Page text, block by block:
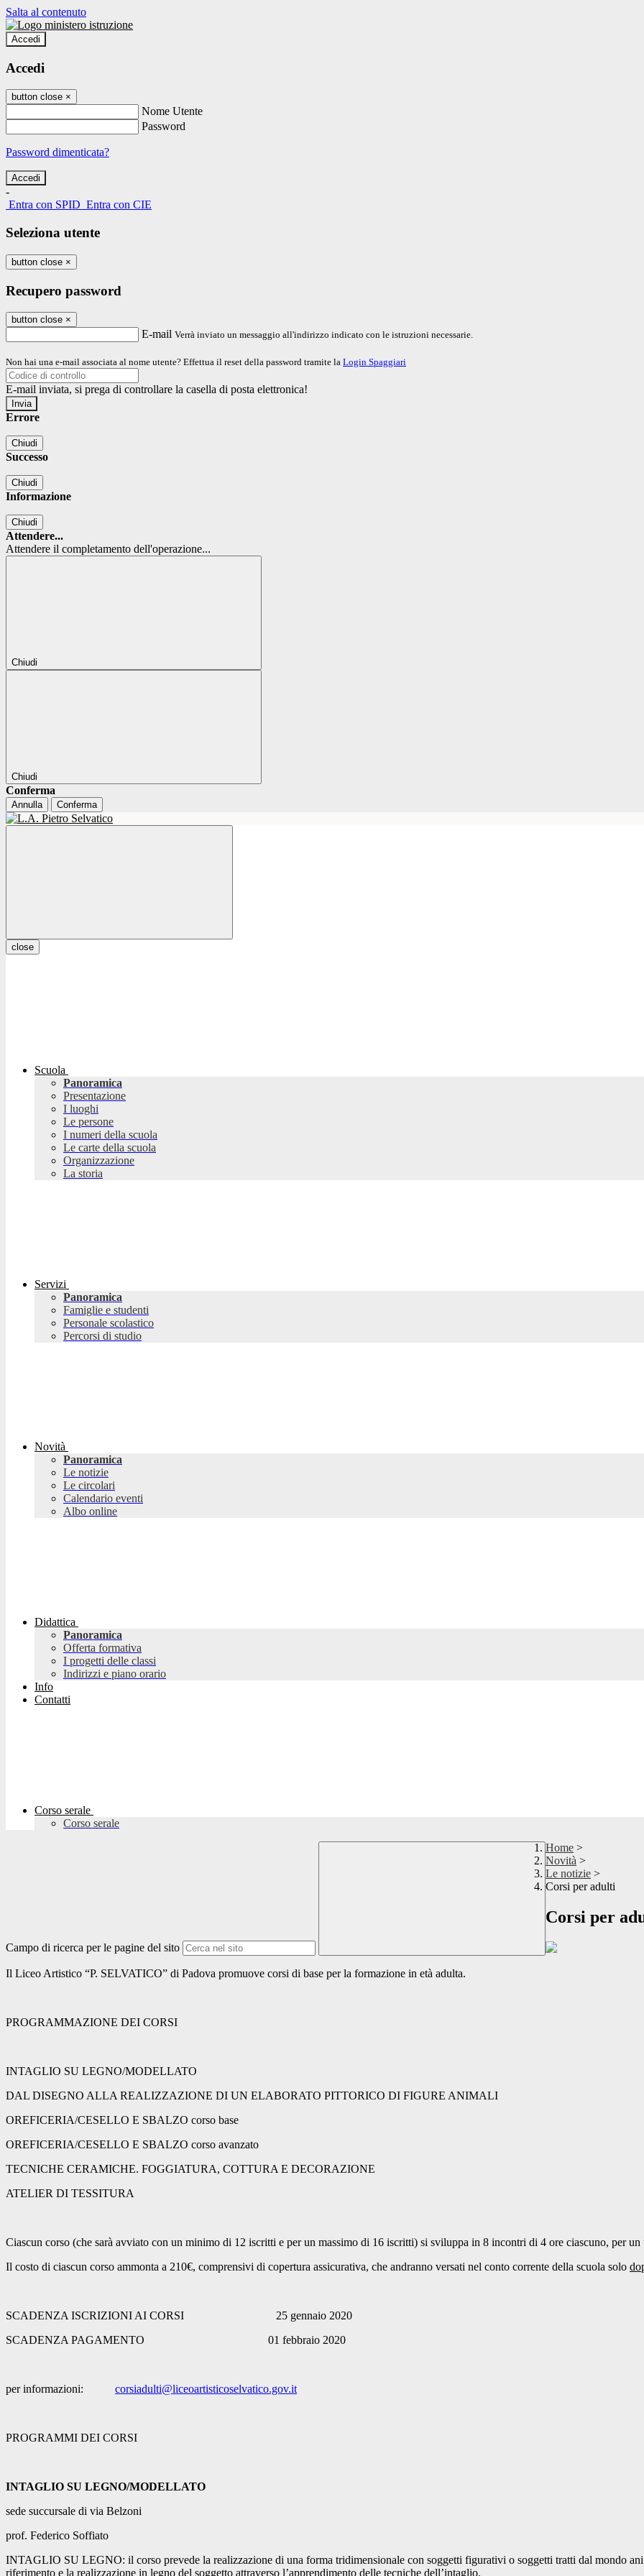
Salta al contenuto
Accedi
Accedi
button close ×
Nome Utente
Password
Password dimenticata?
-
Entra con SPID Entra con CIE
Seleziona utente
button close ×
Recupero password
button close ×
E-mail Verrà inviato un messaggio all'indirizzo indicato con le istruzioni necessarie.
Non hai una e-mail associata al nome utente? Effettua il reset della password tramite la Login Spaggiari
E-mail inviata, si prega di controllare la casella di posta elettronica!
Errore
Chiudi
Successo
Chiudi
Informazione
Chiudi
Attendere...
Attendere il completamento dell'operazione...
Chiudi
Chiudi
Conferma
Annulla Conferma
close
Scuola
Panoramica
Presentazione
I luoghi
Le persone
I numeri della scuola
Le carte della scuola
Organizzazione
La storia
Servizi
Panoramica
Famiglie e studenti
Personale scolastico
Percorsi di studio
Novità
Panoramica
Le notizie
Le circolari
Calendario eventi
Albo online
Didattica
Panoramica
Offerta formativa
I progetti delle classi
Indirizzi e piano orario
Info
Contatti
Corso serale
Corso serale
Campo di ricerca per le pagine del sito
Home >
Novità >
Le notizie >
Corsi per adulti
Corsi per
Il Liceo Artistico “P. SELVATICO” di Padova promuove corsi di base per la formazione in età adulta.
PROGRAMMAZIONE DEI CORSI
INTAGLIO SU LEGNO/MODELLATO
DAL DISEGNO ALLA REALIZZAZIONE DI UN ELABORATO PITTORICO DI FIGURE ANIMALI
OREFICERIA/CESELLO E SBALZO corso base
OREFICERIA/CESELLO E SBALZO corso avanzato
TECNICHE CERAMICHE. FOGGIATURA, COTTURA E DECORAZIONE
ATELIER DI TESSITURA
Ciascun corso (che sarà avviato con un minimo di 12 iscritti e per un massimo di 16 iscritti) si sviluppa in 8 incontri di 4 ore ciascuno, per un
Il costo di ciascun corso ammonta a 210€, comprensivi di copertura assicurativa, che andranno versati nel conto corrente della scuola solo
SCADENZA ISCRIZIONI AI CORSI 25 gennaio 2020
SCADENZA PAGAMENTO 01 febbraio 2020
per informazioni: corsiadulti@liceoartisticoselvatico.gov.it
PROGRAMMI DEI CORSI
INTAGLIO SU LEGNO/MODELLATO
sede succursale di via Belzoni
prof. Federico Soffiato
INTAGLIO SU LEGNO: il corso prevede la realizzazione di una forma tridimensionale con soggetti figurativi o soggetti tratti dal mondo
riferimento e la realizzazione in legno del soggetto attraverso l’apprendimento delle tecniche dell’intaglio.